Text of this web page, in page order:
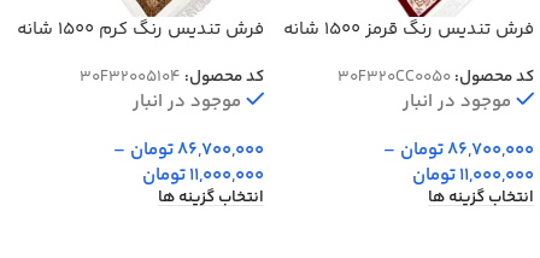
فرش تندیس رنگ قرمز 1500 شانه
کد محصول:30F320CC0050
موجود در انبار
86,700,000تومان –
11,000,000تومان
انتخاب گزینه ها
فرش تندیس رنگ کرم 1500 شانه
کد محصول: 30F32005104
موجود در انبار
86,700,000تومان –
11,000,000تومان
انتخاب گزینه ها